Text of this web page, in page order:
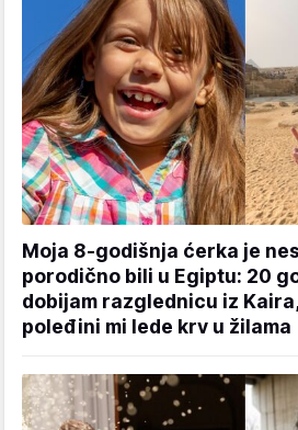
Moja 8-godišnja ćerka je
porodično bili u Egiptu: 20
dobijam razglednicu iz
poleđini mi lede krv u žilama